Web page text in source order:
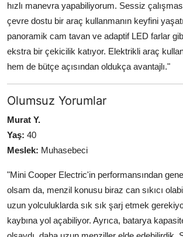
hızlı manevra yapabiliyorum. Sessiz
çevre dostu bir araç kullanmanın keyfini
panoramik cam tavan ve adaptif LED farlar
ekstra bir çekicilik katıyor. Elektrikli araç
hem de bütçe açısından oldukça avantajlı."
Olumsuz Yorumlar
Murat Y.
Yaş: 40
Meslek: Muhasebeci
"Mini Cooper Electric'in performansından
olsam da, menzil konusu biraz can sıkıcı
uzun yolculuklarda sık sık şarj etmek
kaybına yol açabiliyor. Ayrıca, batarya